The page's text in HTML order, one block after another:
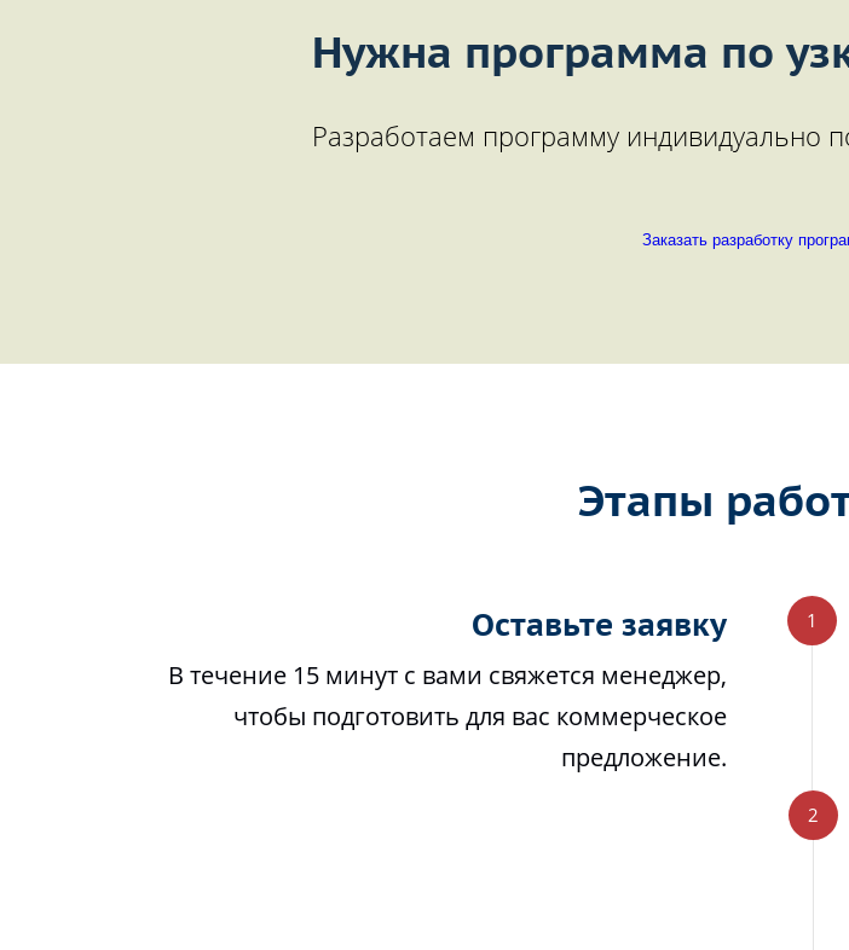
Нужна программа по
Разработаем программу индивидуально
Заказать разработку
Этапы
Оставьте заявку
В течение 15 минут с вами свяжется менеджер,
чтобы подготовить для вас коммерческое
предложение.